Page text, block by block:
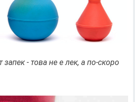
запек - това не е лек, а по-скоро